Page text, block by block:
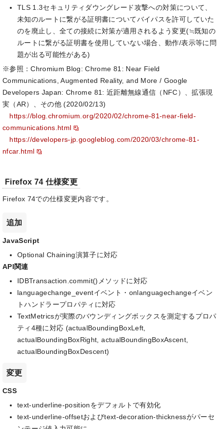
TLS 1.3セキュリティダウングレード攻撃への対策について、
未知のルートに繋がる証明書についてバイパスを許可していた
のを廃止し、全ての接続に対策が適用されるよう変更(≒既知の
ルートに繋がる証明書を使用していない場合、動作/表示等に問
題が出る可能性がある)
※参照：Chromium Blog: Chrome 81: Near Field
Communications, Augmented Reality, and More / Google
Developers Japan: Chrome 81: 近距離無線通信（NFC）、拡張現
実（AR）、その他 (2020/02/13)
https://blog.chromium.org/2020/02/chrome-81-near-field-
communications.html
https://developers-jp.googleblog.com/2020/03/chrome-81-
nfcar.html
Firefox 74 仕様変更
Firefox 74での仕様変更内容です。
追加
JavaScript
Optional Chaining演算子に対応
API関連
IDBTransaction.commit()メソッドに対応
languagechange_eventイベント・onlanguagechangeイベン
トハンドラープロパティに対応
TextMetricsが実際のバウンディングボックスを測定するプロパ
ティ4種に対応 (actualBoundingBoxLeft,
actualBoundingBoxRight, actualBoundingBoxAscent,
actualBoundingBoxDescent)
変更
CSS
text-underline-positionをデフォルトで有効化
text-underline-offsetおよびtext-decoration-thicknessがパーセ